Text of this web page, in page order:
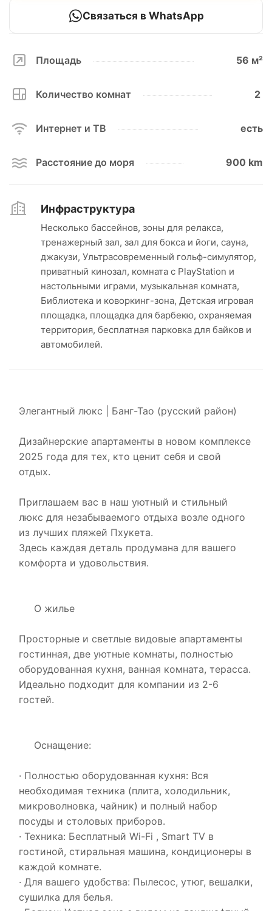
Элегантный люкс | Банг-Тао (русский район)
Дизайнерские апартаменты в новом комплексе
2025 года для тех, кто ценит себя и свой
отдых.
Приглашаем вас в наш уютный и стильный
люкс для незабываемого отдыха возле одного
из лучших пляжей Пхукета.
Здесь каждая деталь продумана для вашего
комфорта и удовольствия.
О жилье
Просторные и светлые видовые апартаменты
гостинная, две уютные комнаты, полностью
оборудованная кухня, ванная комната, терасса.
Идеально подходит для компании из 2-6
гостей.
Оснащение:
· Полностью оборудованная кухня: Вся
необходимая техника (плита, холодильник,
микроволновка, чайник) и полный набор
посуды и столовых приборов.
· Техника: Бесплатный Wi-Fi , Smart TV в
гостиной, стиральная машина, кондиционеры в
каждой комнате.
· Для вашего удобства: Пылесос, утюг, вешалки,
сушилка для белья.
Связаться в WhatsApp
Площадь 56 м²
Количество комнат 2
Интернет и ТВ есть
Расстояние до моря 900 km
Инфраструктура
Несколько бассейнов, зоны для релакса,
тренажерный зал, зал для бокса и йоги, сауна,
джакузи, Ультрасовременный гольф-симулятор,
приватный кинозал, комната с PlayStation и
настольными играми, музыкальная комната,
Библиотека и коворкинг-зона, Детская игровая
площадка, площадка для барбекю, охраняемая
территория, бесплатная парковка для байков и
автомобилей.